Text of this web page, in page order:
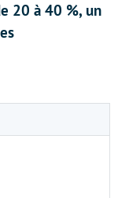
20 à 40 %, un